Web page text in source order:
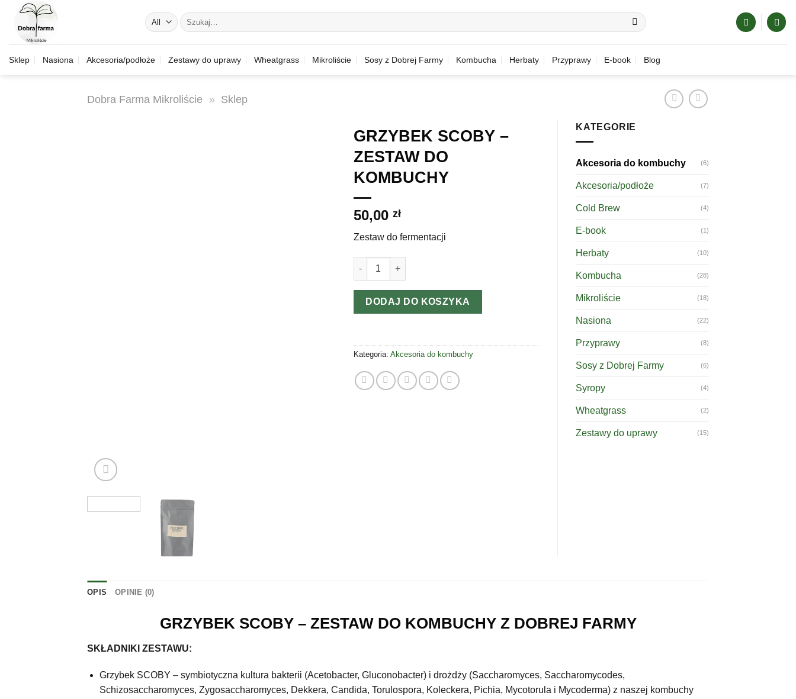
content
Szukaj:
Sklep Nasiona Akcesoria/podłoże Zestawy do uprawy Wheatgrass Mikroliście Sosy z Dobrej Farmy Kombucha Herbaty Przyprawy E-book Blog
Dobra Farma Mikroliście » Sklep
GRZYBEK SCOBY –
ZESTAW DO
KOMBUCHY
50,00 zł
Zestaw do fermentacji
ilość GRZYBEK SCOBY – ZESTAW DO KOMBUCHY
DODAJ DO KOSZYKA
Kategoria: Akcesoria do kombuchy
KATEGORIE
Akcesoria do kombuchy (6)
Akcesoria/podłoże (7)
Cold Brew (4)
E-book (1)
Herbaty (10)
Kombucha (28)
Mikroliście (18)
Nasiona (22)
Przyprawy (8)
Sosy z Dobrej Farmy (6)
Syropy (4)
Wheatgrass (2)
Zestawy do uprawy (15)
OPIS OPINIE (0)
GRZYBEK SCOBY – ZESTAW DO KOMBUCHY Z DOBREJ FARMY
SKŁADNIKI ZESTAWU:
Grzybek SCOBY – symbiotyczna kultura bakterii (Acetobacter, Gluconobacter) i drożdży (Saccharomyces, Saccharomycodes,
Schizosaccharomyces, Zygosaccharomyces, Dekkera, Candida, Torulospora, Koleckera, Pichia, Mycotorula i Mycoderma) z naszej kombuchy